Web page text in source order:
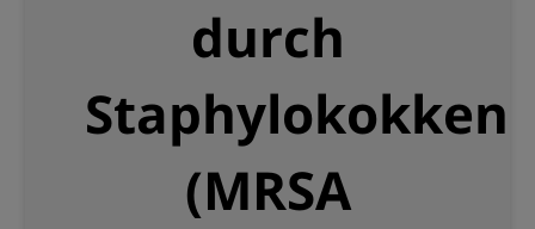
durch
Staphylokokken
(MRSA